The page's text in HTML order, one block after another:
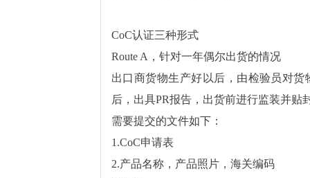
CoC认证三种形式
Route A，针对一年偶尔出货的情况
出口商货物生产好以后，由检验员对
后，出具PR报告，出货前进行监装并贴
需要提交的文件如下：
1.CoC申请表
2.产品名称，产品照片，海关编码